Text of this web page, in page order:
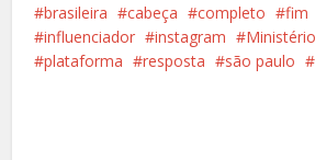
brasileira cabeça completo fim
influenciador
instagram
plataforma
resposta são paulo